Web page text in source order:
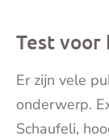
Test voor
Er zijn vele
onderwerp.
Schaufeli,